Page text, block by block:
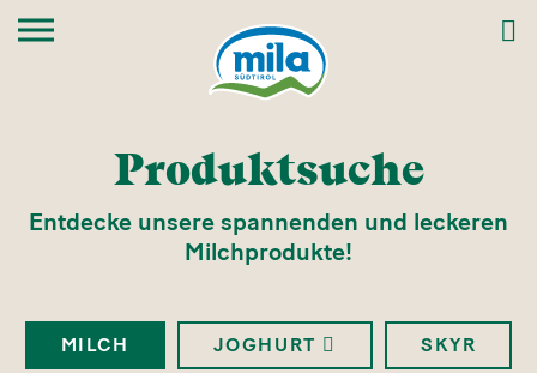
Produktsuche
Entdecke unsere spannenden und leckeren
Milchprodukte!
MILCH JOGHURT SKYR